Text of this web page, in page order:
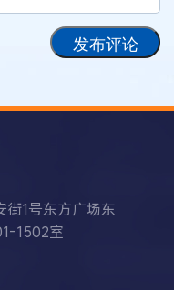
发布评论
街1号东方广场东
1502室